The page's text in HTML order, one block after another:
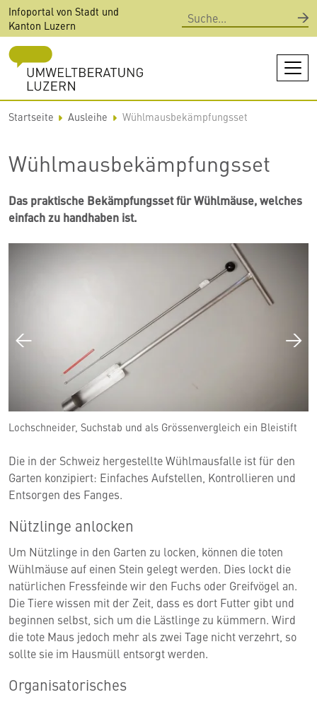
Direkt
zum
Inhalt
Infoportal von Stadt und
Kanton Luzern
Suche
Startseite Ausleihe Wühlmausbekämpfungsset
Wühlmausbekämpfungsset
Das praktische Bekämpfungsset für Wühlmäuse, welches
einfach zu handhaben ist.
Lochschneider, Suchstab und als Grössenvergleich ein Bleistift
Die in der Schweiz hergestellte Wühlmausfalle ist für den
Garten konzipiert: Einfaches Aufstellen, Kontrollieren und
Entsorgen des Fanges.
Nützlinge anlocken
Um Nützlinge in den Garten zu locken, können die toten
Wühlmäuse auf einen Stein gelegt werden. Dies lockt die
natürlichen Fressfeinde wir den Fuchs oder Greifvögel an.
Die Tiere wissen mit der Zeit, dass es dort Futter gibt und
beginnen selbst, sich um die Lästlinge zu kümmern. Wird
die tote Maus jedoch mehr als zwei Tage nicht verzehrt, so
sollte sie im Hausmüll entsorgt werden.
Organisatorisches